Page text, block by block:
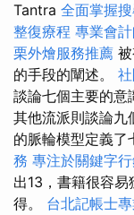
Tantra 全面掌握
整復療程 專業會
栗外燴服務推薦
的手段的闡述。
談論七個主要的意
其他流派則談論九
的脈輪模型定義了
務 專注於關鍵字
出13，書籍很容
得。 台北記帳士